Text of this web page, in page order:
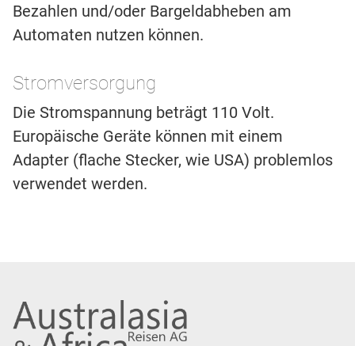
Bezahlen und/oder Bargeldabheben am
Automaten nutzen können.
Stromversorgung
Die Stromspannung beträgt 110 Volt.
Europäische Geräte können mit einem
Adapter (flache Stecker, wie USA) problemlos
verwendet werden.